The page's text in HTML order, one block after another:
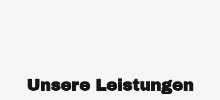
Unsere Leistungen